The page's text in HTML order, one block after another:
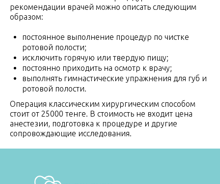
рекомендации врачей можно описать следующим
образом:
постоянное выполнение процедур по чистке
ротовой полости;
исключить горячую или твердую пищу;
постоянно приходить на осмотр к врачу;
выполнять гимнастические упражнения для губ и
ротовой полости.
Операция классическим хирургическим способом
стоит от 25000 тенге. В стоимость не входит цена
анестезии, подготовка к процедуре и другие
сопровождающие исследования.